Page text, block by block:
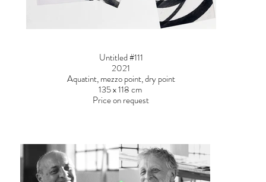
Untitled #111
2021
Aquatint, mezzo point, dry point
135 x 118 cm
Price on request
Entrevista